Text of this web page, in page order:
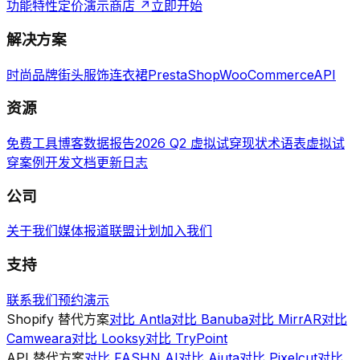
功能特性定价演示商店 ↗ 立即开始
解决方案
时尚品牌街头服饰连衣裙PrestaShopWooCommerceAPI
资源
免费工具博客数据报告2026 Q2 虚拟试穿现状术语表虚拟试
穿案例开发文档更新日志
公司
关于我们媒体报道联盟计划 加入我们
支持
联系我们预约演示
Shopify 替代方案对比 Antla对比 Banuba对比 MirrAR对比
Camweara对比 Looksy对比 TryPoint